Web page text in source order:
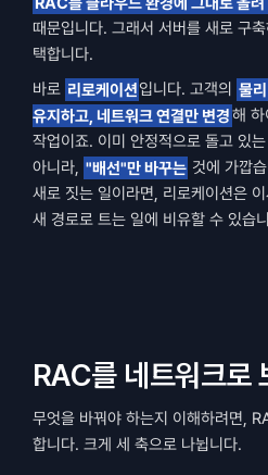
때문입니다. 그래서 서버를 새로 구
택합니다.
바로 리로케이션입니다. 고객의 물
유지하고, 네트워크 연결만 변경해
작업이죠. 이미 안정적으로 돌고 있
아니라, "배선"만 바꾸는 것에 가깝
새로 짓는 일이라면, 리로케이션은
새 경로로 트는 일에 비유할 수 있습
RAC를 네트워크로
무엇을 바꿔야 하는지 이해하려면,
합니다. 크게 세 축으로 나뉩니다.